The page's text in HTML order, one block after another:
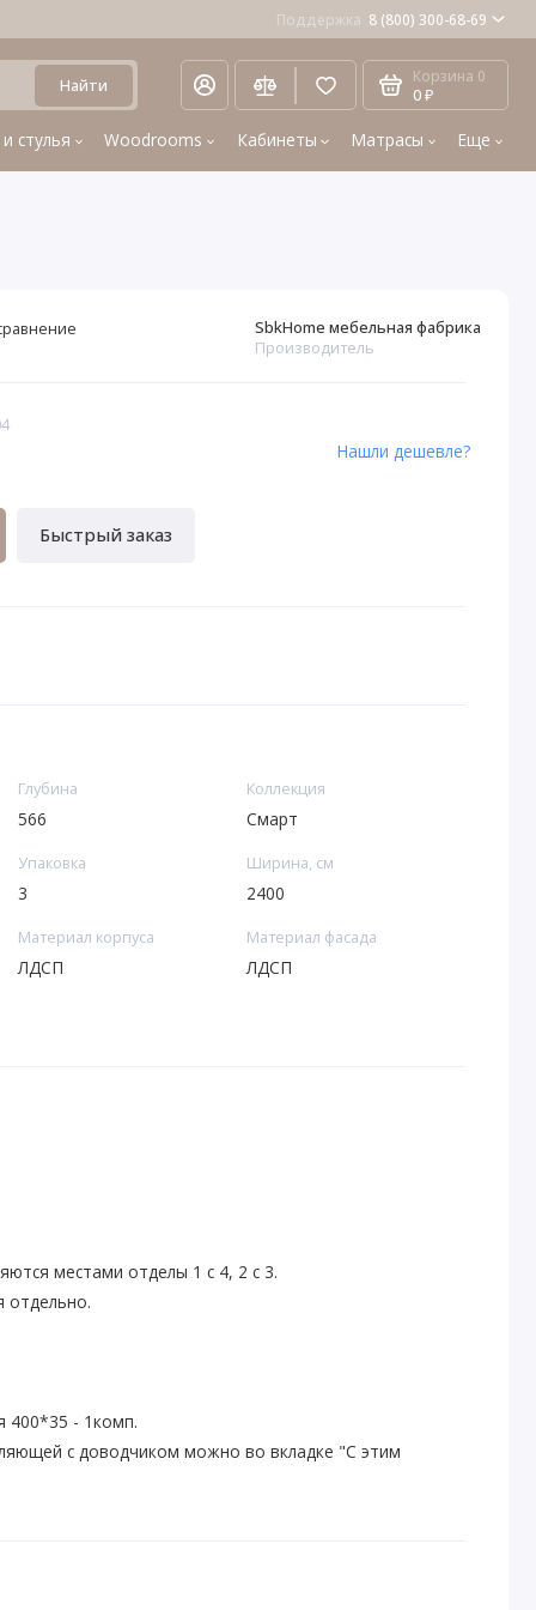
Поддержка 8 (800) 300-68-69
Найти Корзина 0
0 ₽
стулья Woodrooms Кабинеты Матрасы Еще
SbkHome мебельная фабрика
Производитель
Быстрый заказ
Нашли дешевле?
Глубина
566
Коллекция
Смарт
Упаковка
3
Ширина, см
2400
Материал корпуса
ЛДСП
Материал фасада
ЛДСП
местами отделы 1 с 4, 2 с 3.
отдельно.
400*35 - 1комп.
с доводчиком можно во вкладке "С этим